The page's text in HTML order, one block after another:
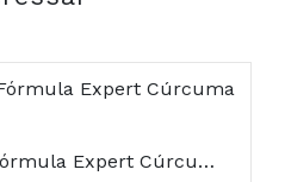
Arkoflex Colagénio Fórmula Expert Cúrcuma 390g